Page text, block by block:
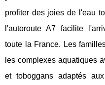
profiter des joies de l'eau
l'autoroute A7 facilite
toute la France. Les
les complexes aquatiques
et toboggans adaptés